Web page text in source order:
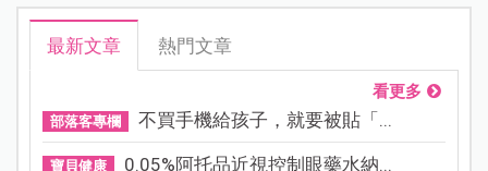
最新文章 熱門文章
看更多
部落客專欄 不買手機給孩子，就要被貼「...
寶貝健康 0.05%阿托品近視控制眼藥水納...